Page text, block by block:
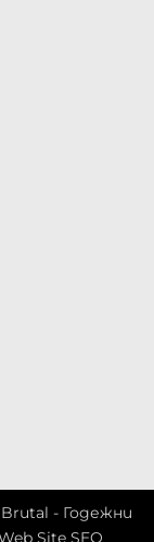
- Годежни
Site SEO